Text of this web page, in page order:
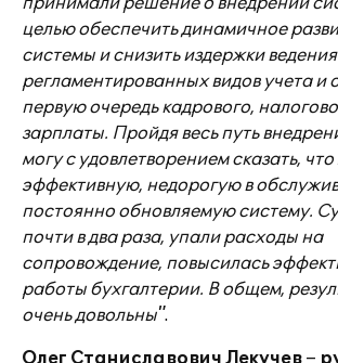
целью обеспечить динамичное
системы и снизить издержки ведения
регламентированных видов учета и
первую очередь кадрового,
зарплаты. Пройдя весь путь
могу с удовлетворением сказать,
эффективную, недорогую в
постоянно обновляемую систему.
почти в два раза, упали расходы на
сопровождение, повысилась
работы бухгалтерии. В общем,
очень довольны".
Олег Станиславович Лекучев –